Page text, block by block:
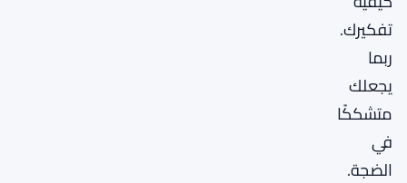
تفكيرك.
ربما
يجعلك
متشككًا
في
الضجة.